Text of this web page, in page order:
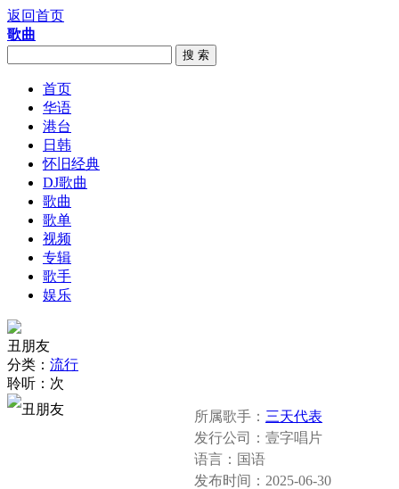
返回首页
歌曲
搜 索
首页
华语
港台
日韩
怀旧经典
DJ歌曲
歌曲
歌单
视频
专辑
歌手
娱乐
丑朋友
分类： 流行
聆听： 次
所属歌手： 三天代表
发行公司： 壹字唱片
语言： 国语
发布时间： 2025-06-30